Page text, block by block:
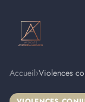
Accueil›Violences